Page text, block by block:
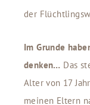
der
Im Grunde
denken… Das
Alter von 17
meinen Eltern